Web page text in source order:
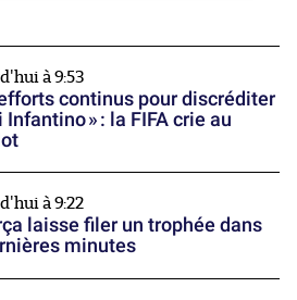
à 9:53
continus pour discréditer
Infantino » : la FIFA crie au
à 9:22
laisse filer un trophée dans
minutes